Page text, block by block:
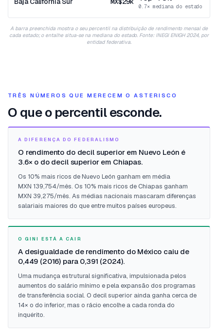
0.7× mediana do estado
A barra preenchida mostra o seu percentil na distribuição de rendimento mensal de
cada estado; o entalhe situa-se na mediana do estado. Fonte: INEGI ENIGH 2024, por
entidad federativa.
TRÊS NÚMEROS QUE MERECEM O ASTERISCO
O que o percentil esconde.
A DIFERENÇA DO FEDERALISMO
O rendimento do decil superior em Nuevo León é
3.6× o do decil superior em Chiapas.
Os 10% mais ricos de Nuevo León ganham em média
MXN 139,754/mês. Os 10% mais ricos de Chiapas ganham
MXN 39,275/mês. As médias nacionais mascaram diferenças
salariais maiores do que entre muitos países europeus.
O GINI ESTÁ A CAIR
A desigualdade de rendimento do México caiu de
0,449 (2016) para 0,391 (2024).
Uma mudança estrutural significativa, impulsionada pelos
aumentos do salário mínimo e pela expansão dos programas
de transferência social. O decil superior ainda ganha cerca de
14× o do inferior, mas o rácio encolhe a cada ronda do
inquérito.